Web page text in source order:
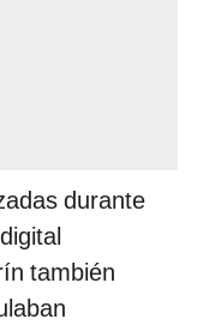
durante
también